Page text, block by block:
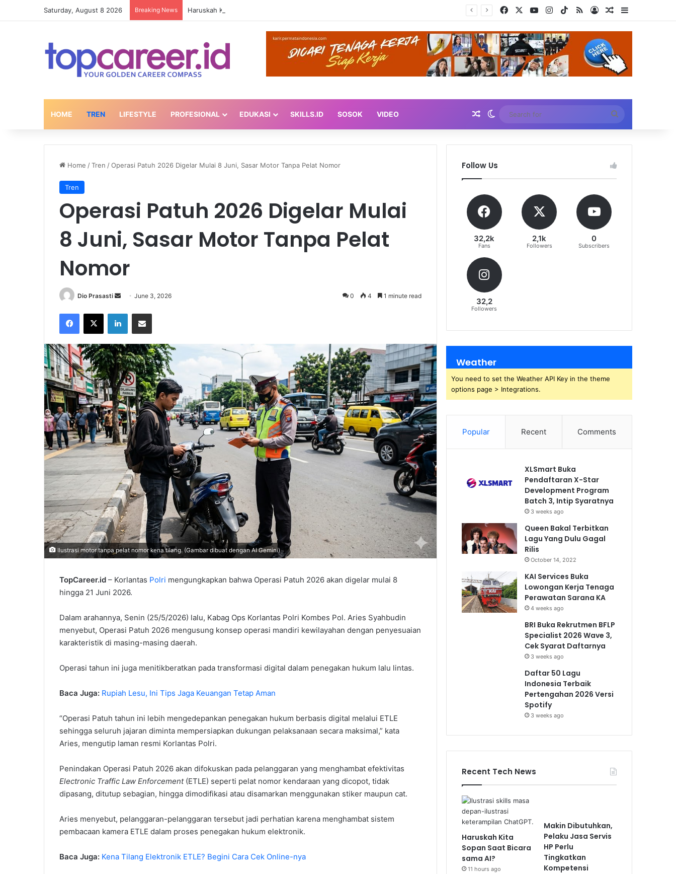
Saturday, August 8 2026 Breaking News Haruskah Kita Sopan Saat Bicara sama AI? FacebookYouTubeInstagram
TikTok
RSSLog InRandom Article
Sidebar
HOME TREN LIFESTYLE PROFESIONAL EDUKASI SKILLS.ID SOSOK VIDEO Random Article
Switch skin
for
Home /Tren /Operasi Patuh 2026 Digelar Mulai 8 Juni, Sasar Motor Tanpa Pelat Nomor
Tren
Operasi Patuh 2026 Digelar Mulai
8 Juni, Sasar Motor Tanpa Pelat
Nomor
Dio Prasasti
Send June 3, 2026 0 4 1 minute read
Facebook
X LinkedInShare via Email
Ilustrasi motor tanpa pelat nomor kena tilang. (Gambar dibuat dengan AI Gemini)
TopCareer.id – Korlantas Polri mengungkapkan bahwa Operasi Patuh 2026 akan digelar mulai 8
hingga 21 Juni 2026.
Dalam arahannya, Senin (25/5/2026) lalu, Kabag Ops Korlantas Polri Kombes Pol. Aries Syahbudin
menyebut, Operasi Patuh 2026 mengusung konsep operasi mandiri kewilayahan dengan penyesuaian
karakteristik di masing-masing daerah.
Operasi tahun ini juga menitikberatkan pada transformasi digital dalam penegakan hukum lalu lintas.
Baca Juga: Rupiah Lesu, Ini Tips Jaga Keuangan Tetap Aman
“Operasi Patuh tahun ini lebih mengedepankan penegakan hukum berbasis digital melalui ETLE
sehingga seluruh jajaran diminta mempersiapkan dukungan pelaksanaan secara maksimal,” kata
Aries, mengutip laman resmi Korlantas Polri.
Penindakan Operasi Patuh 2026 akan difokuskan pada pelanggaran yang menghambat efektivitas
Electronic Traffic Law Enforcement(ETLE) seperti pelat nomor kendaraan yang dicopot, tidak
dipasang, ditutup sebagian, hingga dimodifikasi atau disamarkan menggunakan stiker maupun cat.
Aries menyebut, pelanggaran-pelanggaran tersebut jadi perhatian karena menghambat sistem
pembacaan kamera ETLE dalam proses penegakan hukum elektronik.
Baca Juga: Kena Tilang Elektronik ETLE? Begini Cara Cek Online-nya
Follow Us
32,2k
Fans
2,1k
Followers
0
Subscribers
32,2
Followers
Weather
You need to set the Weather API Key in the theme
options page > Integrations.
Popular Recent Comments
XLSmart Buka
Pendaftaran X-Star
Development Program
Batch 3, Intip Syaratnya
3 weeks ago
Queen Bakal Terbitkan
Lagu Yang Dulu Gagal
Rilis
October 14, 2022
KAI Services Buka
Lowongan Kerja Tenaga
Perawatan Sarana KA
4 weeks ago
BRI Buka Rekrutmen BFLP
Specialist 2026 Wave 3,
Cek Syarat Daftarnya
3 weeks ago
Daftar 50 Lagu
Indonesia Terbaik
Pertengahan 2026 Versi
Spotify
3 weeks ago
Recent Tech News
Haruskah Kita
Sopan Saat Bicara
sama AI?
11 hours ago
Makin Dibutuhkan,
Pelaku Jasa Servis
HP Perlu
Tingkatkan
Kompetensi